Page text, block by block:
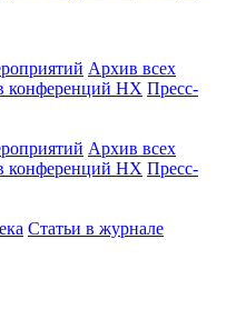
Архив всех
конференций НХ Пресс-
Архив всех
конференций НХ Пресс-
Статьи в журнале